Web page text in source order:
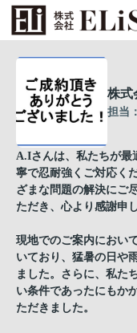
株式
担当
A.Iさんは、私たちが最
寧で忍耐強くご対応く
ざまな問題の解決にご
ただき、心より感謝申
現地でのご案内におい
いており、猛暑の日や
ました。さらに、私た
い条件であったにもか
ただきました。